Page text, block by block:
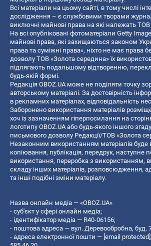
Всі матеріали на цьому сайті, в тому числі
дослідження – є службовими творами
виключні майнові права на які належать
На всі опубліковані фотоматеріали Getty
майнові права, які захищаються законом
права та суміжні права», ніхто не має права
дозволу ТОВ «Золота середина» їх
підлягають подальшому відтворенню,
будь-якій формі.
Редакція OBOZ.UA може не поділяти точку
авторському матеріалі. За достовірність
в рекламних матеріалах, відповідальність
Заборонено використання матеріалів
хоч із зазначенням гіперпосилання на
логотипу OBOZ.UA або будь-якого іншого
письмового дозволу Редакції/ТОВ «Золота
Незаконним використанням матеріалів буде
копiювання, публiкацiя, передрук, наступне
використання, переробка з використанням,
складу інших матеріалів, розповсюдження,
та інші подібні зміни матеріалу.
Назва онлайн медіа — «OBOZ.UA»
- суб'єкт у сфері онлайн медіа;
- ідентифікатор медіа — R40-06156;
- поштова адреса — вул. Деревообробна, буд.
- адреса електронної пошти — [email protected]